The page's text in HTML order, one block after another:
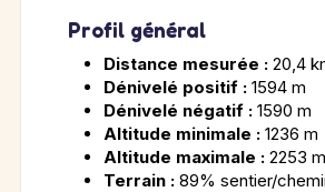
Profil général
Distance mesurée : 20,4
Dénivelé positif : 1594 m
Dénivelé négatif : 1590 m
Altitude minimale : 1236 m
Altitude maximale : 2253 m
Terrain : 89% sentier/